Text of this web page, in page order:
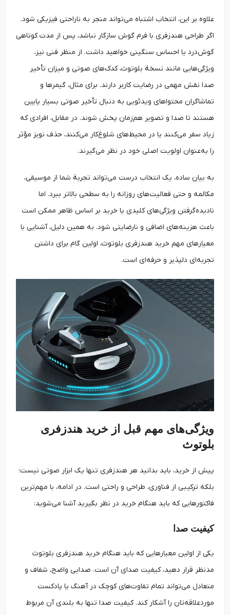
علاوه بر این، انتخاب اشتباه می‌تواند منجر به ناراحتی فیزیکی شود.
اگر طراحی هندزفری با فرم گوش سازگار نباشد، پس از مدت کوتاهی
گوش‌درد یا احساس سنگینی خواهید داشت. از منظر فنی نیز،
ویژگی‌هایی مانند نسخة بلوتوث، کدک‌های صوتی و میزان تأخیر
صدا نقش مهمی در رضایت کاربر دارند. برای مثال، گیمرها و
تماشاگران محتواهای ویدئویی به دنبال تأخیر صوتی بسیار پایین
هستند تا صدا و تصویر هم‌زمان پخش شوند. در مقابل، افرادی که
زیاد سفر می‌کنند یا در محیط‌های شلوغ‌کار می‌کنند، حذف نویز مؤثر
را به‌عنوان اولویت اصلی خود در نظر می‌گیرند.
به بیان ساده، یک انتخاب درست می‌تواند تجربة شما از موسیقی،
مکالمه و حتی فعالیت‌های روزانه را به سطحی بالاتر ببرد. اما
نادیده‌گرفتن ویژگی‌های کلیدی یا خرید بر اساس ظاهر ممکن است
باعث هزینه‌های اضافی و نارضایتی شود. به همین دلیل، آشنایی با
معیارهای مهم خرید هندزفری بلوتوث، اولین گام برای داشتن
تجربه‌ای دلپذیر و حرفه‌ای است.
ویژگی‌های مهم قبل از خرید هندزفری
بلوتوث
پیش از خرید، باید بدانید هر هندزفری تنها یک ابزار صوتی نیست؛
بلکه ترکیبی از فناوری، طراحی و راحتی است. در ادامه، با مهم‌ترین
فاکتورهایی که باید هنگام خرید در نظر بگیرید آشنا می‌شوید:
کیفیت صدا
یکی از اولین معیارهایی که باید هنگام خرید هندزفری بلوتوث
مدنظر قرار دهید، کیفیت صدای آن است. صدایی واضح، شفاف و
متعادل می‌تواند تمام تفاوت‌های کوچک در آهنگ یا پادکست
موردعلاقه‌تان را آشکار کند. کیفیت صدا تنها به بلندی آن مربوط